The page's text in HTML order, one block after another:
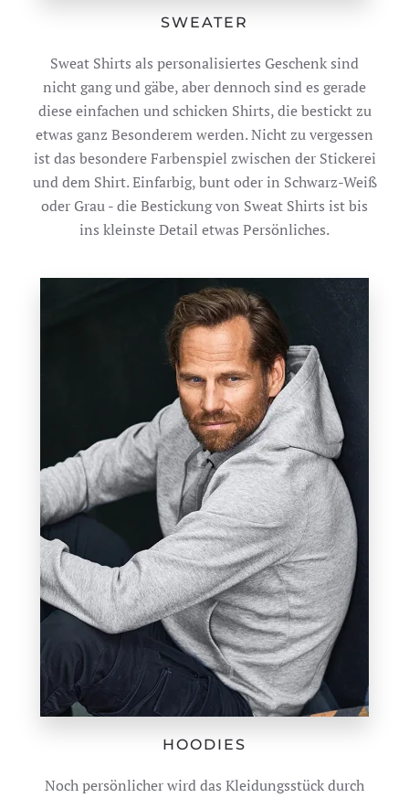
SWEATER
Sweat Shirts als personalisiertes Geschenk sind
nicht gang und gäbe, aber dennoch sind es gerade
diese einfachen und schicken Shirts, die bestickt zu
etwas ganz Besonderem werden. Nicht zu vergessen
ist das besondere Farbenspiel zwischen der Stickerei
und dem Shirt. Einfarbig, bunt oder in Schwarz-Weiß
oder Grau - die Bestickung von Sweat Shirts ist bis
ins kleinste Detail etwas Persönliches.
HOODIES
Noch persönlicher wird das Kleidungsstück durch